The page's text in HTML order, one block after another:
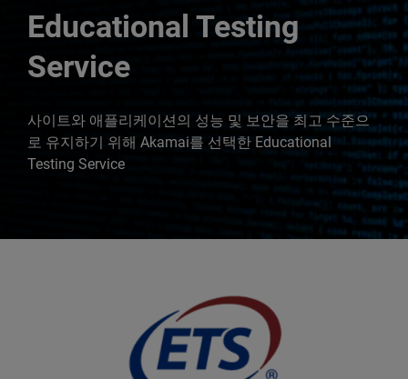
Educational Testing
Service
사이트와 애플리케이션의 성능 및 보안을 최고 수준으
로 유지하기 위해 Akamai를 선택한 Educational
Testing Service